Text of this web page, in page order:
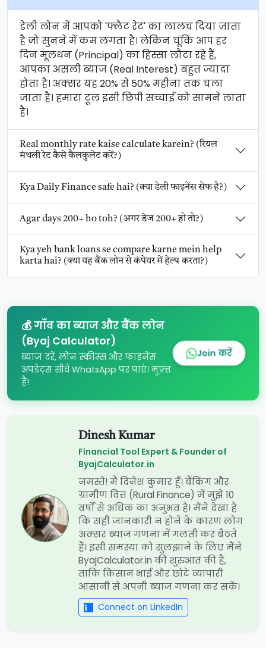
डेली लोन में आपको 'फ्लैट रेट' का लालच दिया जाता
है जो सुनने में कम लगता है। लेकिन चूंकि आप हर
दिन मूलधन (Principal) का हिस्सा लौटा रहे हैं,
आपका असली ब्याज (Real Interest) बहुत ज्यादा
होता है। अक्सर यह 20% से 50% महीना तक चला
जाता है। हमारा टूल इसी छिपी सच्चाई को सामने लाता
है।
Real monthly rate kaise calculate karein? (रियल
मंथली रेट कैसे कैलकुलेट करें?)
Kya Daily Finance safe hai? (क्या डेली फाइनेंस सेफ है?)
Agar days 200+ ho toh? (अगर डेज 200+ हो तो?)
Kya yeh bank loans se compare karne mein help
karta hai? (क्या यह बैंक लोन से कंपेयर में हेल्प करता?)
💰 गाँव का ब्याज और बैंक लोन
(Byaj Calculator)
ब्याज दरें, लोन स्कीम्स और फाइनेंस
अपडेट्स सीधे WhatsApp पर पाएं। मुफ़्त
है!
Join करें
Dinesh Kumar
Financial Tool Expert & Founder of
ByajCalculator.in
नमस्ते! मैं दिनेश कुमार हूँ। बैंकिंग और
ग्रामीण वित्त (Rural Finance) में मुझे 10
वर्षों से अधिक का अनुभव है। मैंने देखा है
कि सही जानकारी न होने के कारण लोग
अक्सर ब्याज गणना में गलती कर बैठते
हैं। इसी समस्या को सुलझाने के लिए मैंने
ByajCalculator.in की शुरुआत की है,
ताकि किसान भाई और छोटे व्यापारी
आसानी से अपनी ब्याज गणना कर सकें।
Connect on LinkedIn